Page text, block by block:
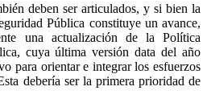
deben ser articulados, y si bien la
Pública constituye un avance,
una actualización de la Política
cuya última versión data del año
para orientar e integrar los esfuerzos
debería ser la primera prioridad de